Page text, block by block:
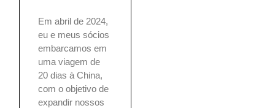
Em abril de 2024,
eu e meus sócios
embarcamos em
uma viagem de
20 dias à China,
com o objetivo de
expandir nossos